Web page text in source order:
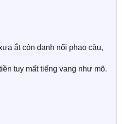
ắt còn danh nổi phao câu,
tuy mất tiếng vang như mõ.